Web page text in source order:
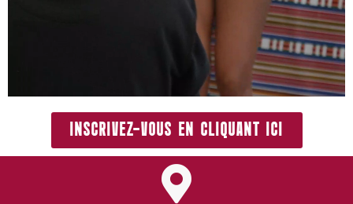
INSCRIVEZ-VOUS EN CLIQUANT ICI